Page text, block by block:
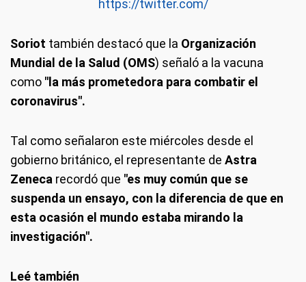
https://twitter.com/
Soriot también destacó que la Organización
Mundial de la Salud (OMS) señaló a la vacuna
como "la más prometedora para combatir el
coronavirus".
Tal como señalaron este miércoles desde el
gobierno británico, el representante de Astra
Zeneca recordó que "es muy común que se
suspenda un ensayo, con la diferencia de que en
esta ocasión el mundo estaba mirando la
investigación".